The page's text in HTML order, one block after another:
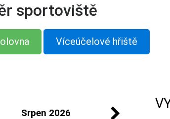
sportoviště
Víceúčelové hřiště
Srpen 2026